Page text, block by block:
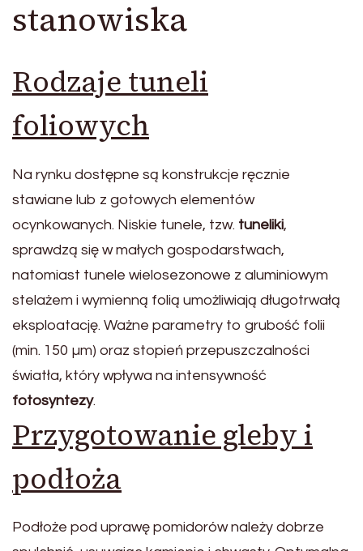
stanowiska
Rodzaje tuneli
foliowych
Na rynku dostępne są konstrukcje ręcznie
stawiane lub z gotowych elementów
ocynkowanych. Niskie tunele, tzw. tuneliki,
sprawdzą się w małych gospodarstwach,
natomiast tunele wielosezonowe z aluminiowym
stelażem i wymienną folią umożliwiają długotrwałą
eksploatację. Ważne parametry to grubość folii
(min. 150 µm) oraz stopień przepuszczalności
światła, który wpływa na intensywność
fotosyntezy.
Przygotowanie gleby i
podłoża
Podłoże pod uprawę pomidorów należy dobrze